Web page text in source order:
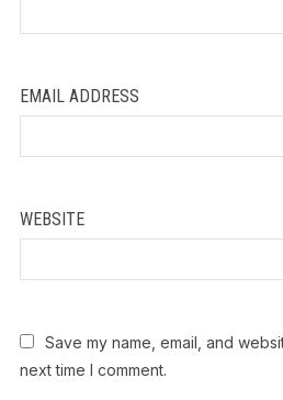
EMAIL ADDRESS
WEBSITE
Save my name, email, and
next time I comment.